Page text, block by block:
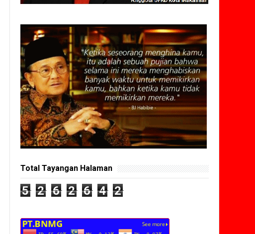
Total Tayangan Halaman
5 2 6 2 6 4 2